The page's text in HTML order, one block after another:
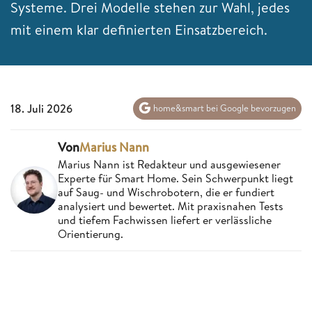
Systeme. Drei Modelle stehen zur Wahl, jedes
mit einem klar definierten Einsatzbereich.
18. Juli 2026 home&smart bei Google bevorzugen
VonMarius Nann
Marius Nann ist Redakteur und ausgewiesener
Experte für Smart Home. Sein Schwerpunkt liegt
auf Saug- und Wischrobotern, die er fundiert
analysiert und bewertet. Mit praxisnahen Tests
und tiefem Fachwissen liefert er verlässliche
Orientierung.